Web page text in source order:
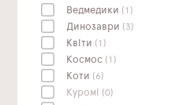
Ведмедики (1)
Динозаври (3)
Квіти (1)
Космос (1)
Коти (6)
Куромі (0)